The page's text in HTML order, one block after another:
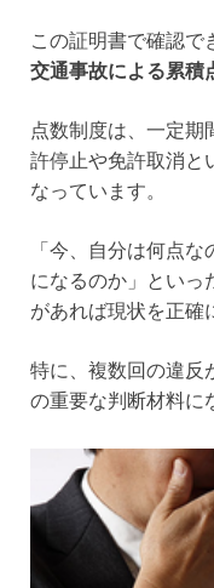
この証明書で確認で
交通事故による累積
点数制度は、一定期
許停止や免許取消と
なっています。
「今、自分は何点
になるのか」といっ
があれば現状を正確
特に、複数回の違反
の重要な判断材料に